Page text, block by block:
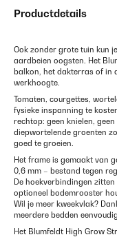
Productdetails
Ook zonder grote tuin kun
aardbeien oogsten. Het
balkon, het dakterras of in
werkhoogte.
Tomaten, courgettes,
fysieke inspanning te
rechtop: geen knielen,
diepwortelende groenten
goed te groeien.
Het frame is gemaakt van
0,6 mm – bestand tegen
De hoekverbindingen
optioneel bodemrooster
Wil je meer kweekvlak?
meerdere bedden
Het Blumfeldt High Grow